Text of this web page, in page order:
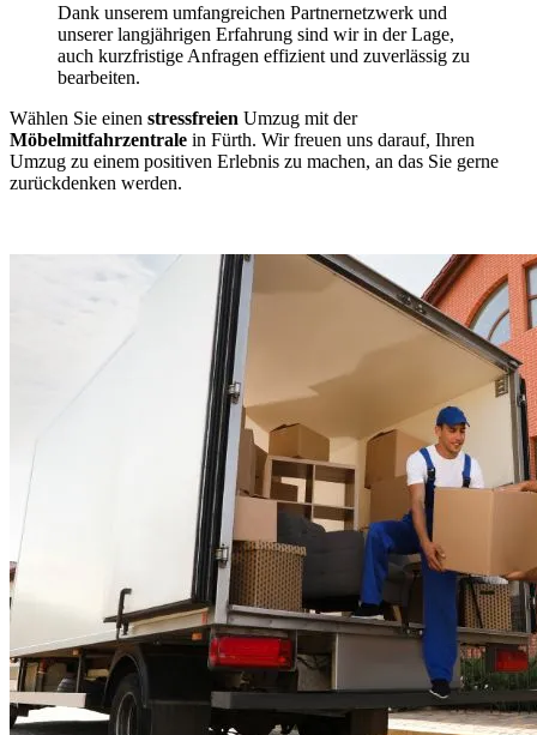
Dank unserem umfangreichen Partnernetzwerk und
unserer langjährigen Erfahrung sind wir in der Lage,
auch kurzfristige Anfragen effizient und zuverlässig zu
bearbeiten.
Wählen Sie einen stressfreien Umzug mit der
Möbelmitfahrzentrale in Fürth. Wir freuen uns darauf, Ihren
Umzug zu einem positiven Erlebnis zu machen, an das Sie gerne
zurückdenken werden.